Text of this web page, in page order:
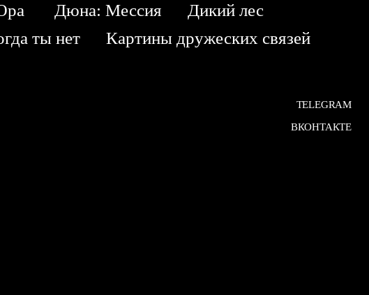
Дюна: Мессия
Дикий лес
ты нет
Картины дружеских связей
TELEGRAM
ВКОНТАКТЕ